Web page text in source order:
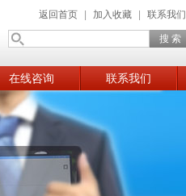
返回首页 加入收藏 联系我们
在线咨询 联系我们